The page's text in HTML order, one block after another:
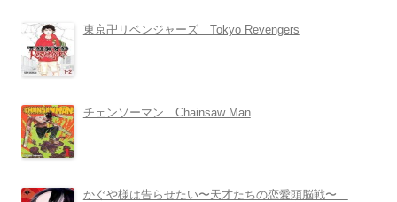
東京卍リベンジャーズ Tokyo Revengers
チェンソーマン Chainsaw Man
かぐや様は告らせたい〜天才たちの恋愛頭脳戦〜